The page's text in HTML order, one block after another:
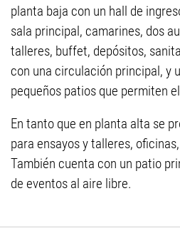
planta baja con un hall de
sala principal, camarines, dos
talleres, buffet, depósitos,
con una circulación principal, y
pequeños patios que permiten
En tanto que en planta alta se
para ensayos y talleres,
También cuenta con un patio
de eventos al aire libre.